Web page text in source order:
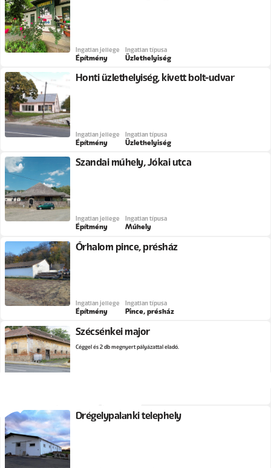
Ingatlan jellege
Építmény
Ingatlan típusa
Üzlethelyiség
Honti üzlethelyiség, kivett bolt-udvar
Ingatlan jellege
Építmény
Ingatlan típusa
Üzlethelyiség
Szandai műhely, Jókai utca
Ingatlan jellege
Építmény
Ingatlan típusa
Műhely
Őrhalom pince, présház
Ingatlan jellege
Építmény
Ingatlan típusa
Pince, présház
Szécsénkei major
Céggel és 2 db megnyert pályázattal eladó.
Drégelypalánki telephely